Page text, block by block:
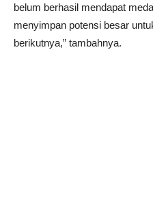
belum berhasil mendapat
menyimpan potensi besar
berikutnya,” tambahnya.